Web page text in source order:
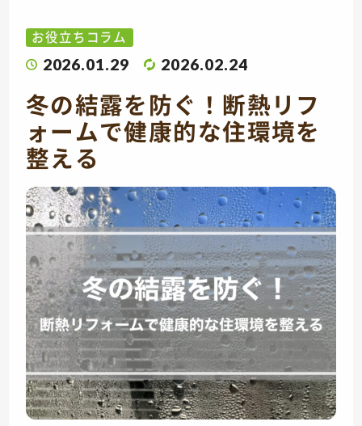
お役立ちコラム
2026.01.29 2026.02.24
冬の結露を防ぐ！断熱リフ
ォームで健康的な住環境を
整える